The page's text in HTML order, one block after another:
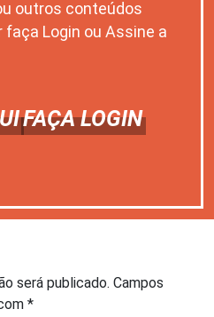
outros conteúdos
Login ou Assine a
FAÇA LOGIN
será publicado. Campos
*